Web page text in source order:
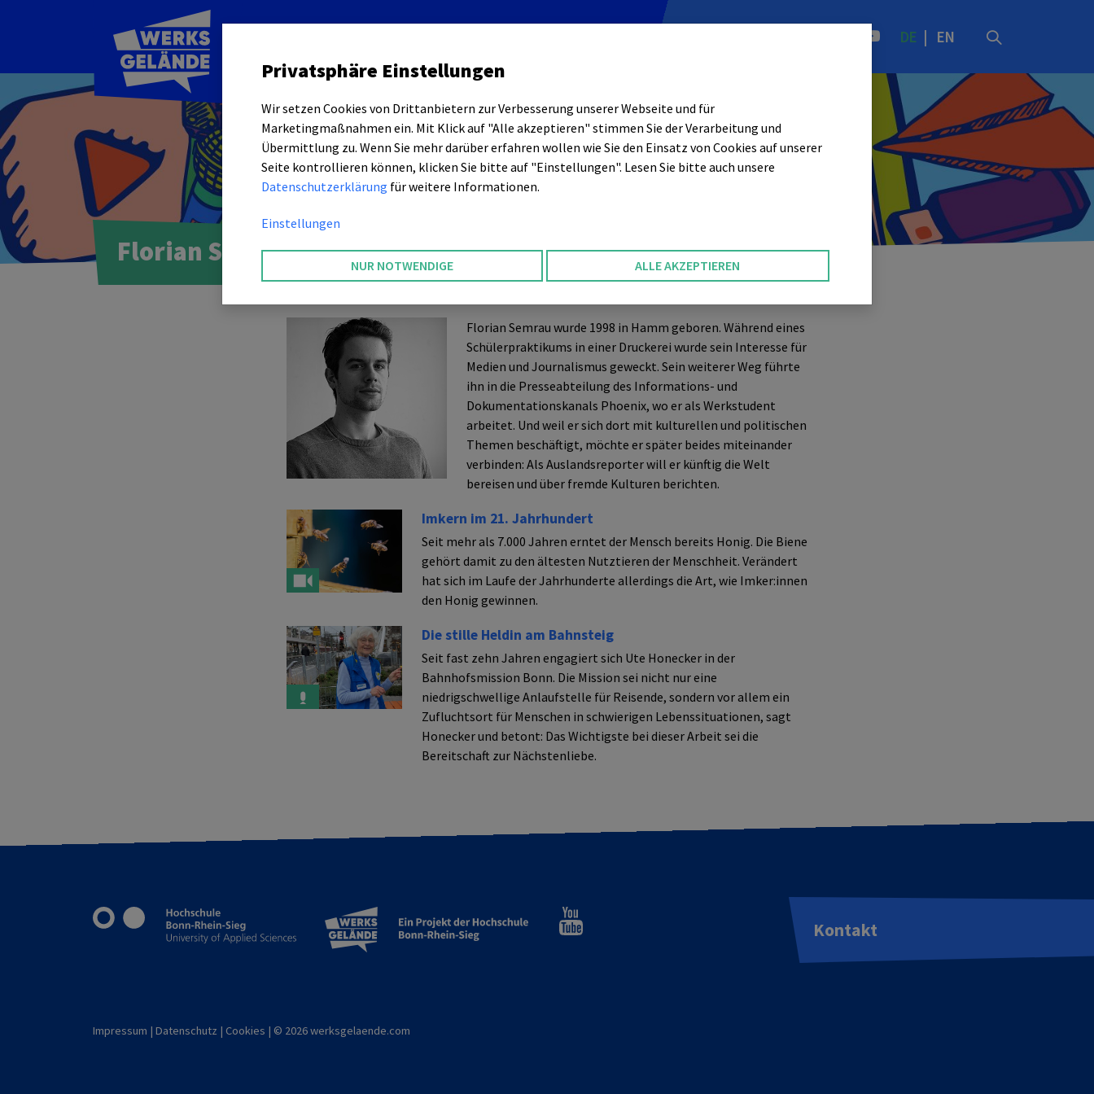
DE | EN
Florian Semrau
Florian Semrau wurde 1998 in Hamm geboren. Während eines
Schülerpraktikums in einer Druckerei wurde sein Interesse für
Medien und Journalismus geweckt. Sein weiterer Weg führte
ihn in die Presseabteilung des Informations- und
Dokumentationskanals Phoenix, wo er als Werkstudent
arbeitet. Und weil er sich dort mit kulturellen und politischen
Themen beschäftigt, möchte er später beides miteinander
verbinden: Als Auslandsreporter will er künftig die Welt
bereisen und über fremde Kulturen berichten.
Imkern im 21. Jahrhundert
Seit mehr als 7.000 Jahren erntet der Mensch bereits Honig. Die Biene
gehört damit zu den ältesten Nutztieren der Menschheit. Verändert
hat sich im Laufe der Jahrhunderte allerdings die Art, wie Imker:innen
den Honig gewinnen.
Die stille Heldin am Bahnsteig
Seit fast zehn Jahren engagiert sich Ute Honecker in der
Bahnhofsmission Bonn. Die Mission sei nicht nur eine
niedrigschwellige Anlaufstelle für Reisende, sondern vor allem ein
Zufluchtsort für Menschen in schwierigen Lebenssituationen, sagt
Honecker und betont: Das Wichtigste bei dieser Arbeit sei die
Bereitschaft zur Nächstenliebe.
Kontakt
Impressum | Datenschutz | Cookies | © 2026 werksgelaende.com
Privatsphäre Einstellungen
Wir setzen Cookies von Drittanbietern zur Verbesserung unserer Webseite und für
Marketingmaßnahmen ein. Mit Klick auf "Alle akzeptieren" stimmen Sie der Verarbeitung und
Übermittlung zu. Wenn Sie mehr darüber erfahren wollen wie Sie den Einsatz von Cookies auf unserer
Seite kontrollieren können, klicken Sie bitte auf "Einstellungen". Lesen Sie bitte auch unsere
Datenschutzerklärung für weitere Informationen.
Einstellungen
NUR NOTWENDIGE ALLE AKZEPTIEREN